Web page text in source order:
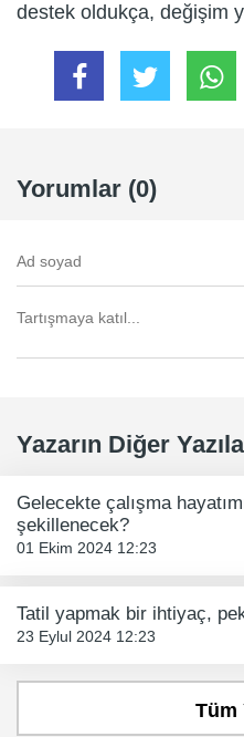
destek oldukça, değişim
Yorumlar (0)
Yazarın Diğer
Gelecekte çalışma
şekillenecek?
01 Ekim 2024 12:23
Tatil yapmak bir ihtiyaç,
23 Eylul 2024 12:23
Tüm